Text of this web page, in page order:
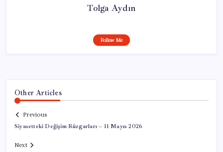
Tolga Aydın
Follow Me
Other Articles
Previous
Siyasetteki Değişim Rüzgarları – 11 Mayıs 2026
Next